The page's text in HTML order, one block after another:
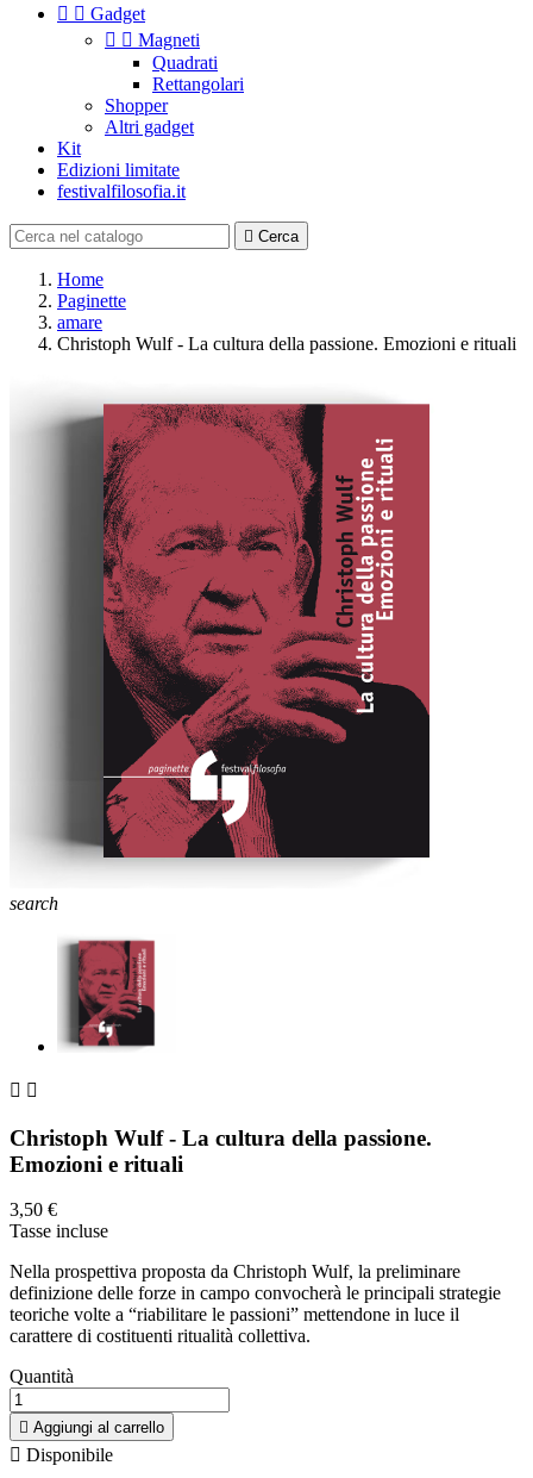
  Gadget
  Magneti
Quadrati
Rettangolari
Shopper
Altri gadget
Kit
Edizioni limitate
festivalfilosofia.it
 Cerca
Home
Paginette
amare
Christoph Wulf - La cultura della passione. Emozioni e rituali
search
 
Christoph Wulf - La cultura della passione.
Emozioni e rituali
3,50 €
Tasse incluse
Nella prospettiva proposta da Christoph Wulf, la preliminare
definizione delle forze in campo convocherà le principali strategie
teoriche volte a “riabilitare le passioni” mettendone in luce il
carattere di costituenti ritualità collettiva.
Quantità
 Aggiungi al carrello
 Disponibile